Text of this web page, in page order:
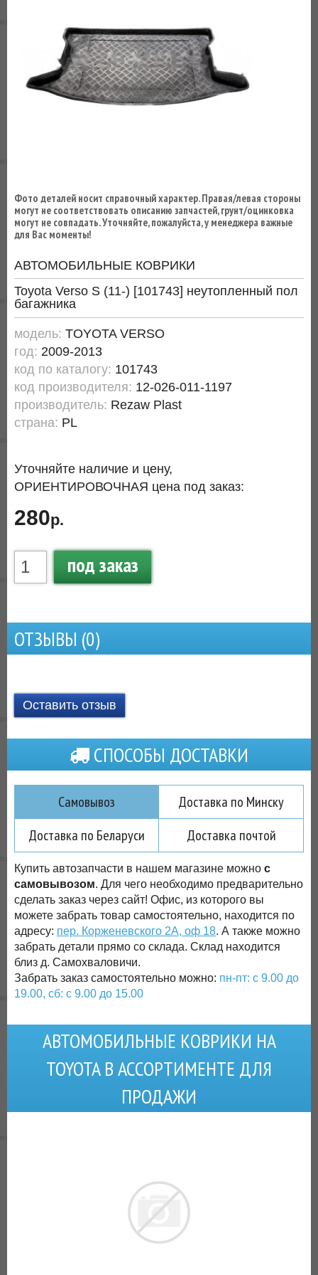
Фото деталей носит справочный характер. Правая/левая стороны
могут не соответствовать описанию запчастей, грунт/оцинковка
могут не совпадать. Уточняйте, пожалуйста, у менеджера важные
для Вас моменты!
АВТОМОБИЛЬНЫЕ КОВРИКИ
Toyota Verso S (11-) [101743] неутопленный пол
багажника
модель: TOYOTA VERSO
год: 2009-2013
код по каталогу: 101743
код производителя: 12-026-011-1197
производитель: Rezaw Plast
страна: PL
Уточняйте наличие и цену,
ОРИЕНТИРОВОЧНАЯ цена под заказ:
280р.
под заказ
ОТЗЫВЫ (0)
Оставить отзыв
СПОСОБЫ ДОСТАВКИ
Самовывоз
Доставка по Минску
Доставка по Беларуси
Доставка почтой
Купить автозапчасти в нашем магазине можно с
самовывозом. Для чего необходимо предварительно
сделать заказ через сайт! Офис, из которого вы
можете забрать товар самостоятельно, находится по
адресу: пер. Корженевского 2А, оф 18. А также можно
забрать детали прямо со склада. Склад находится
близ д. Самохваловичи.
Забрать заказ самостоятельно можно: пн-пт: с 9.00 до
19.00, сб: с 9.00 до 15.00
АВТОМОБИЛЬНЫЕ КОВРИКИ НА
TOYOTA В АССОРТИМЕНТЕ ДЛЯ
ПРОДАЖИ